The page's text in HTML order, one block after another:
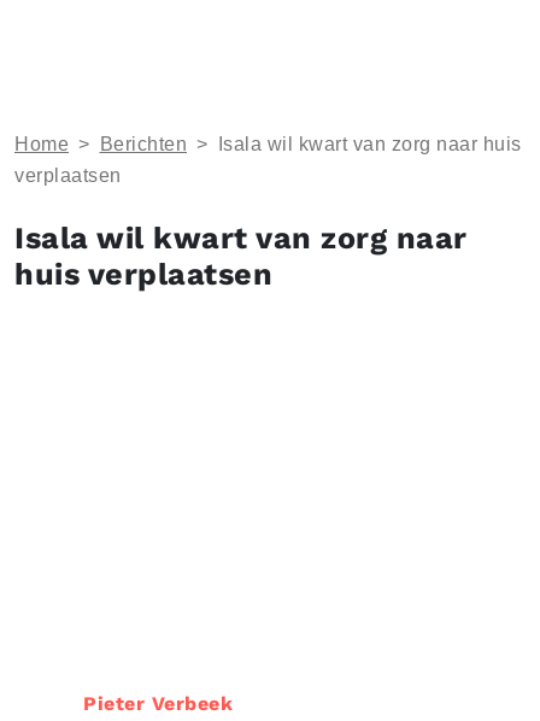
Home > Berichten >
Isala wil kwart van zorg naar huis
verplaatsen
Isala wil kwart van zorg naar
huis verplaatsen
Pieter Verbeek